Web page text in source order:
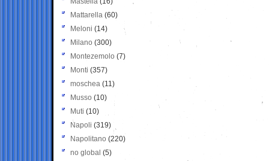
Mattarella (60)
Meloni (14)
Milano (300)
Montezemolo (7)
Monti (357)
moschea (11)
Musso (10)
Muti (10)
Napoli (319)
Napolitano (220)
no global (5)